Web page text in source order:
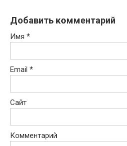
Добавить комментарий
Имя *
Email *
Сайт
Комментарий